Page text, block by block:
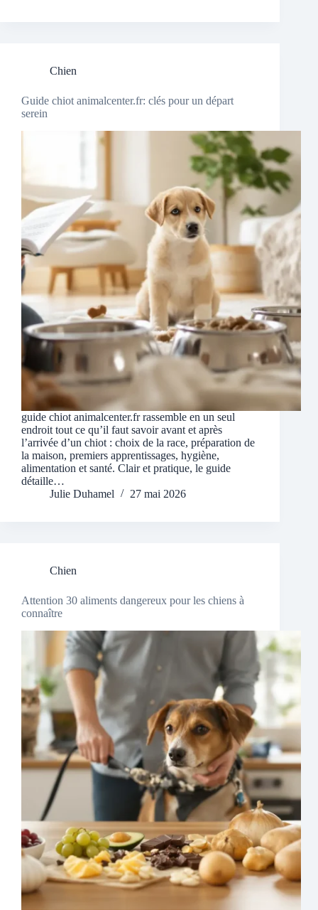
Chien
Guide chiot animalcenter.fr: clés pour un départ
serein
guide chiot animalcenter.fr rassemble en un seul
endroit tout ce qu’il faut savoir avant et après
l’arrivée d’un chiot : choix de la race, préparation de
la maison, premiers apprentissages, hygiène,
alimentation et santé. Clair et pratique, le guide
détaille…
Julie Duhamel
27 mai 2026
Chien
Attention 30 aliments dangereux pour les chiens à
connaître